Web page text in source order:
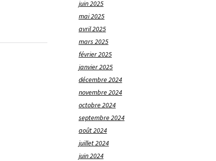
juin 2025
mai 2025
avril 2025
mars 2025
février 2025
janvier 2025
décembre 2024
novembre 2024
octobre 2024
septembre 2024
août 2024
juillet 2024
juin 2024